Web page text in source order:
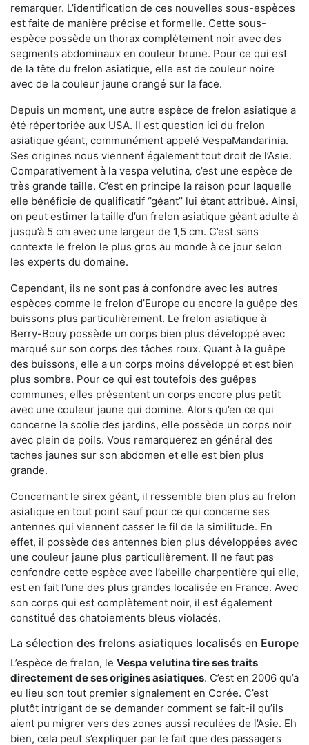
remarquer. L’identification de ces nouvelles sous-espèces
est faite de manière précise et formelle. Cette sous-
espèce possède un thorax complètement noir avec des
segments abdominaux en couleur brune. Pour ce qui est
de la tête du frelon asiatique, elle est de couleur noire
avec de la couleur jaune orangé sur la face.
Depuis un moment, une autre espèce de frelon asiatique a
été répertoriée aux USA. Il est question ici du frelon
asiatique géant, communément appelé VespaMandarinia.
Ses origines nous viennent également tout droit de l’Asie.
Comparativement à la vespa velutina, c’est une espèce de
très grande taille. C’est en principe la raison pour laquelle
elle bénéficie de qualificatif ‘’géant’’ lui étant attribué. Ainsi,
on peut estimer la taille d’un frelon asiatique géant adulte à
jusqu’à 5 cm avec une largeur de 1,5 cm. C’est sans
contexte le frelon le plus gros au monde à ce jour selon
les experts du domaine.
Cependant, ils ne sont pas à confondre avec les autres
espèces comme le frelon d’Europe ou encore la guêpe des
buissons plus particulièrement. Le frelon asiatique à
Berry-Bouy possède un corps bien plus développé avec
marqué sur son corps des tâches roux. Quant à la guêpe
des buissons, elle a un corps moins développé et est bien
plus sombre. Pour ce qui est toutefois des guêpes
communes, elles présentent un corps encore plus petit
avec une couleur jaune qui domine. Alors qu’en ce qui
concerne la scolie des jardins, elle possède un corps noir
avec plein de poils. Vous remarquerez en général des
taches jaunes sur son abdomen et elle est bien plus
grande.
Concernant le sirex géant, il ressemble bien plus au frelon
asiatique en tout point sauf pour ce qui concerne ses
antennes qui viennent casser le fil de la similitude. En
effet, il possède des antennes bien plus développées avec
une couleur jaune plus particulièrement. Il ne faut pas
confondre cette espèce avec l’abeille charpentière qui elle,
est en fait l’une des plus grandes localisée en France. Avec
son corps qui est complètement noir, il est également
constitué des chatoiements bleus violacés.
La sélection des frelons asiatiques localisés en Europe
L’espèce de frelon, le Vespa velutina tire ses traits
directement de ses origines asiatiques. C’est en 2006 qu’a
eu lieu son tout premier signalement en Corée. C’est
plutôt intrigant de se demander comment se fait-il qu’ils
aient pu migrer vers des zones aussi reculées de l’Asie. Eh
bien, cela peut s’expliquer par le fait que des passagers